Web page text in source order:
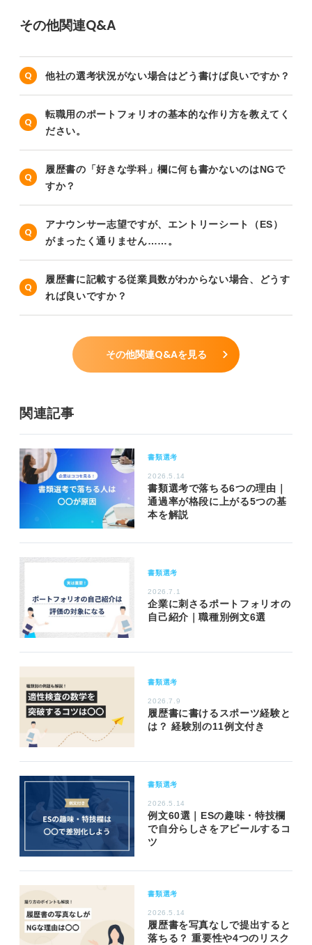
その他関連Q&A
他社の選考状況がない場合はどう書けば良いですか？
転職用のポートフォリオの基本的な作り方を教えてく
ださい。
履歴書の「好きな学科」欄に何も書かないのはNGで
すか？
アナウンサー志望ですが、エントリーシート（ES）
がまったく通りません……。
履歴書に記載する従業員数がわからない場合、どうす
れば良いですか？
その他関連Q&Aを見る
関連記事
書類選考
2026.5.14
書類選考で落ちる6つの理由｜
通過率が格段に上がる5つの基
本を解説
書類選考
2026.7.1
企業に刺さるポートフォリオの
自己紹介｜職種別例文6選
書類選考
2026.7.9
履歴書に書けるスポーツ経験と
は？ 経験別の11例文付き
書類選考
2026.5.14
例文60選｜ESの趣味・特技欄
で自分らしさをアピールするコ
ツ
書類選考
2026.5.14
履歴書を写真なしで提出すると
落ちる？ 重要性や4つのリスク